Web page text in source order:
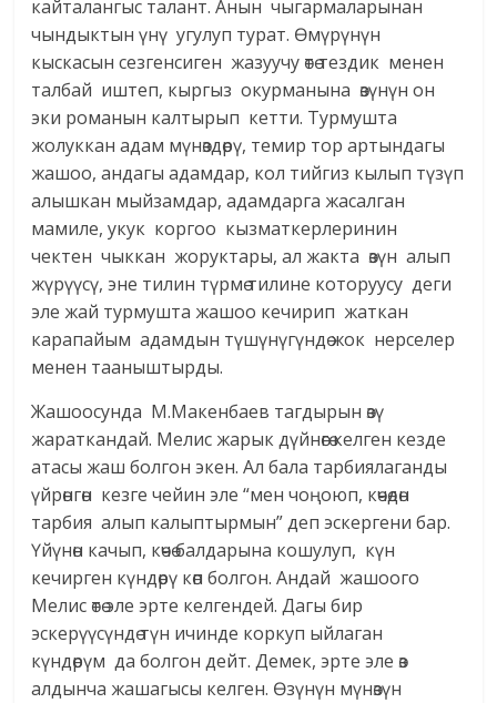
кайталангыс талант. Анын чыгармаларынан
чындыктын үнү угулуп турат. Өмүрүнүн
кыскасын сезгенсиген жазуучу өтө тездик менен
талбай иштеп, кыргыз окурманына өзүнүн он
эки романын калтырып кетти. Турмушта
жолуккан адам мүнөздөрү, темир тор артындагы
жашоо, андагы адамдар, кол тийгиз кылып түзүп
алышкан мыйзамдар, адамдарга жасалган
мамиле, укук коргоо кызматкерлеринин
чектен чыккан жоруктары, ал жакта өзүн алып
жүрүүсү, эне тилин түрмө тилине которуусу деги
эле жай турмушта жашоо кечирип жаткан
карапайым адамдын түшүнүгүндө жок нерселер
менен тааныштырды.
Жашоосунда М.Макенбаев тагдырын өзү
жараткандай. Мелис жарык дүйнөгө келген кезде
атасы жаш болгон экен. Ал бала тарбиялаганды
үйрөнгөн кезге чейин эле “мен чоңоюп, көчөдөн
тарбия алып калыптырмын” деп эскергени бар.
Үйүнөн качып, көчө балдарына кошулуп, күн
кечирген күндөрү көп болгон. Андай жашоого
Мелис өтө эле эрте келгендей. Дагы бир
эскерүүсүндө түн ичинде коркуп ыйлаган
күндөрүм да болгон дейт. Демек, эрте эле өз
алдынча жашагысы келген. Өзүнүн мүнөзүн